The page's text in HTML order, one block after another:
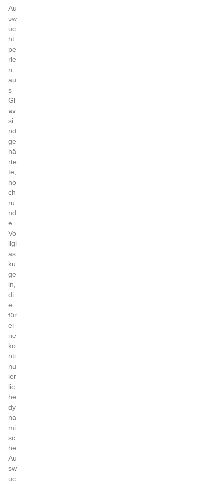
Au
sw
uc
ht
pe
rle
n
au
s
Gl
as
si
nd
ge
hä
rte
te,
ho
ch
ru
nd
e
Vo
llgl
as
ku
ge
ln,
di
e
für
ei
ne
ko
nti
nu
ier
lic
he
dy
na
mi
sc
he
Au
sw
uc